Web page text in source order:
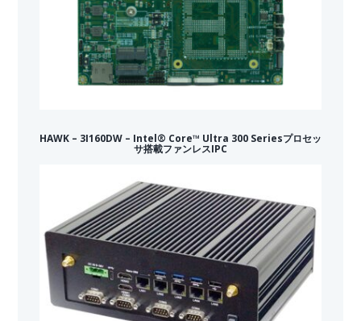
HAWK – 3I160DW – Intel® Core™ Ultra 300 Seriesプロセッ
サ搭載ファンレスIPC